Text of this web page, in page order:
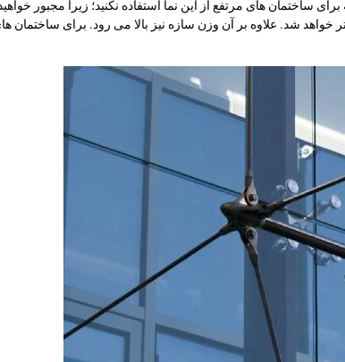
ساختمان های مرتفع از این نما استفاده نکنید؛ زیرا مجبور
خواهد شد. علاوه بر آن وزن سازه نیز بالا می رود. برای